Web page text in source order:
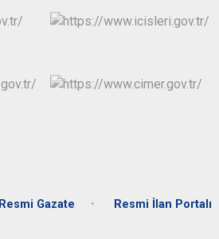
Resmi Gazate Resmi İlan Portalı